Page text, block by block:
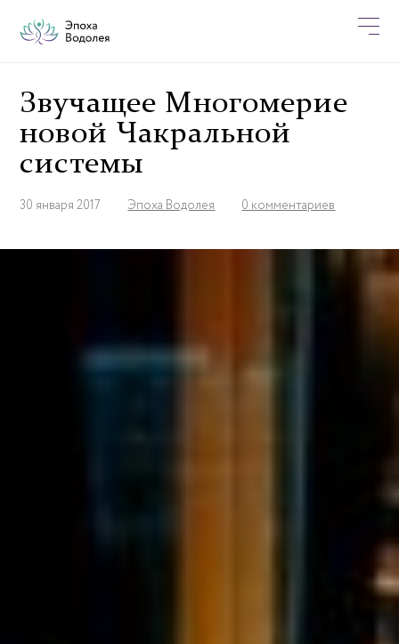
Звучащее Многомерие
новой Чакральной
системы
30 января 2017 Эпоха Водолея 0 комментариев